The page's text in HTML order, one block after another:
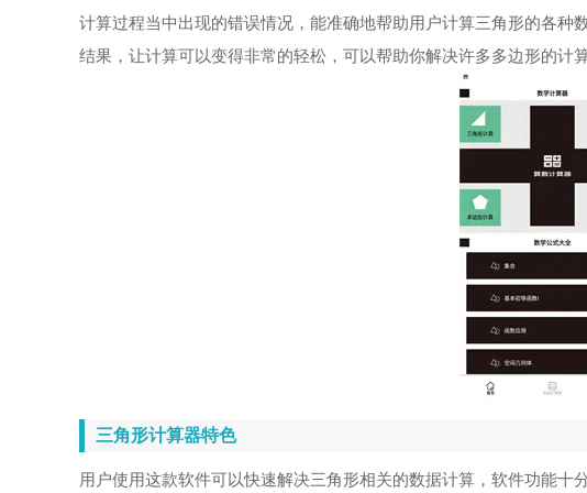
计算过程当中出现的错误情况，能准确地帮助用户计算三角形的各种
结果，让计算可以变得非常的轻松，可以帮助你解决许多多边形的计算
三角形计算器特色
用户使用这款软件可以快速解决三角形相关的数据计算，软件功能十